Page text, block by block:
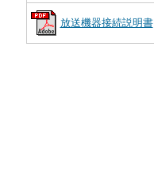
放送機器接続説明書